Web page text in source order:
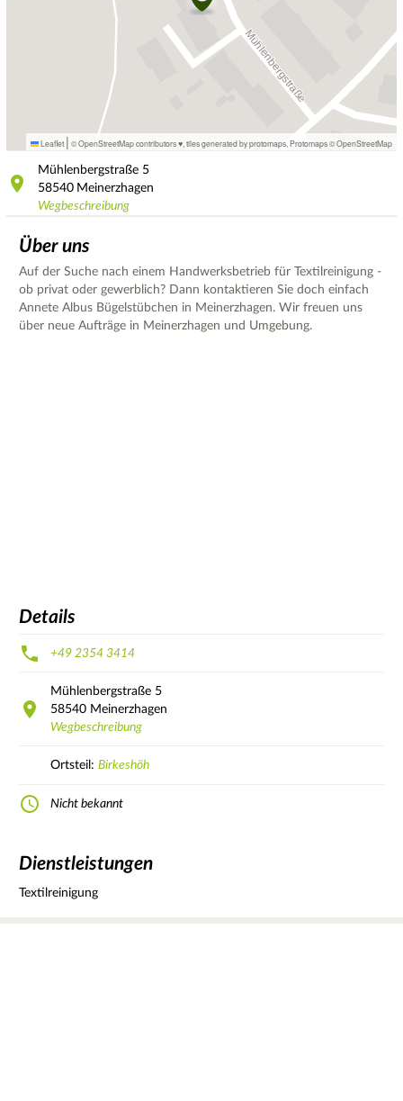
Leaflet | © OpenStreetMap contributors ♥, tiles generated by protomaps Protomaps©OpenStreetMap
Mühlenbergstraße 5
58540 Meinerzhagen
Wegbeschreibung
Über uns
Auf der Suche nach einem Handwerksbetrieb für Textilreinigung -
ob privat oder gewerblich? Dann kontaktieren Sie doch einfach
Annete Albus Bügelstübchen in Meinerzhagen. Wir freuen uns
über neue Aufträge in Meinerzhagen und Umgebung.
Details
+49 2354 3414
Mühlenbergstraße 5
58540 Meinerzhagen
Wegbeschreibung
Ortsteil: Birkeshöh
Nicht bekannt
Dienstleistungen
Textilreinigung